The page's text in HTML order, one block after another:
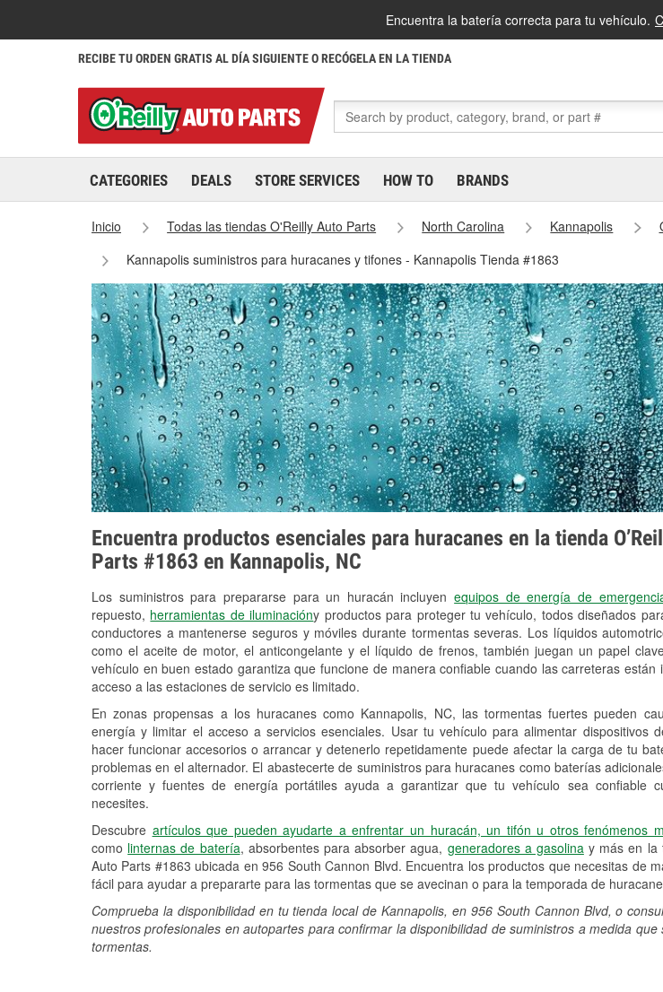
Encuentra la batería correcta para tu vehículo.
RECIBE TU ORDEN GRATIS AL DÍA SIGUIENTE O RECÓGELA EN LA TIENDA
CATEGORIES DEALS STORE SERVICES HOW TO BRANDS
Inicio Todas las tiendas O'Reilly Auto Parts North Carolina Kannapolis
Kannapolis suministros para huracanes y tifones - Kannapolis Tienda #1863
Encuentra productos esenciales para huracanes en la tienda
Parts #1863 en Kannapolis, NC
Los suministros para prepararse para un huracán incluyenequipos de energía de
repuesto, herramientas de iluminacióny productos para proteger tu vehículo, todos diseñados
conductores a mantenerse seguros y móviles durante tormentas severas. Los líquidos
como el aceite de motor, el anticongelante y el líquido de frenos, también juegan un papel
vehículo en buen estado garantiza que funcione de manera confiable cuando las carreteras están
acceso a las estaciones de servicio es limitado.
En zonas propensas a los huracanes como Kannapolis, NC, las tormentas fuertes pueden
energía y limitar el acceso a servicios esenciales. Usar tu vehículo para alimentar dispositivos
hacer funcionar accesorios o arrancar y detenerlo repetidamente puede afectar la carga de tu
problemas en el alternador. El abastecerte de suministros para huracanes como baterías
corriente y fuentes de energía portátiles ayuda a garantizar que tu vehículo sea confiable
necesites.
Descubre artículos que pueden ayudarte a enfrentar un huracán, un tifón u otros fenómenos
como linternas de batería, absorbentes para absorber agua, generadores a gasolinay más en la
Auto Parts #1863 ubicada en 956 South Cannon Blvd. Encuentra los productos que necesitas de
fácil para ayudar a prepararte para las tormentas que se avecinan o para la temporada de
Comprueba la disponibilidad en tu tienda local de Kannapolis, en 956 South Cannon Blvd, o
nuestros profesionales en autopartes para confirmar la disponibilidad de suministros a medida que
tormentas.